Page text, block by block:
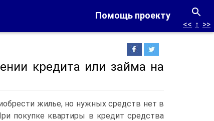
Помощь проекту
<< ↑ >>
кредита или займа на
жилье, но нужных средств нет в
покупке квартиры в кредит средства